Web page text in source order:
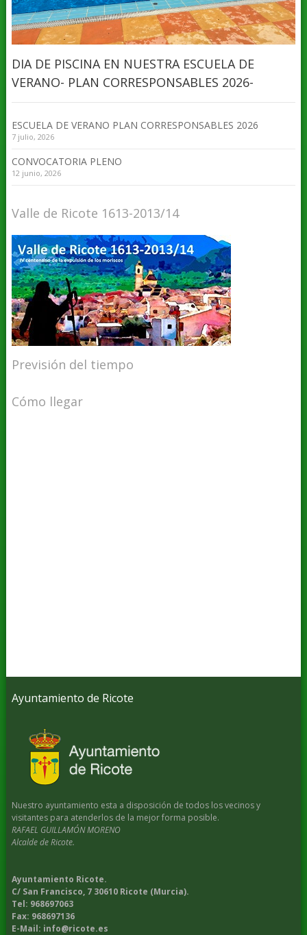
DIA DE PISCINA EN NUESTRA ESCUELA DE
VERANO- PLAN CORRESPONSABLES 2026-
ESCUELA DE VERANO PLAN CORRESPONSABLES 2026
7 julio, 2026
CONVOCATORIA PLENO
12 junio, 2026
Valle de Ricote 1613-2013/14
Previsión del tiempo
Cómo llegar
Ayuntamiento de Ricote
Nuestro ayuntamiento esta a disposición de todos los vecinos y
visitantes para atenderlos de la mejor forma posible.
RAFAEL GUILLAMÓN MORENO
Alcalde de Ricote.
Ayuntamiento Ricote.
C/ San Francisco, 7 30610 Ricote (Murcia).
Tel: 968697063
Fax: 968697136
E-Mail: info@ricote.es